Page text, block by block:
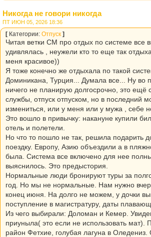
Никогда не говори никогда
ПТ ИЮН 05, 2026 18:36
[ Категории: Отпуск ]
Читая ветки СМ про отдых по системе все
удивлялась , неужели кто то еще так
меня красивое))
Я тоже конечно же отдыхала по такой
Доминикана, Турция... Думала все... Ну во
ничего не планирую долгосрочно, это ещё
службы, отпуск отпуском, но в последний
измениться, или у меня или у мужа , себе
Это вошло в привычку: накануне купили
отель и полетели.
Но что то пошло не так, решила подарить
поездку. Европу, Азию объездили а в
была. Система все включено для нее
выяснилось. Это предыстория.
Нормальные люди бронируют туры за
год. Но мы не нормальные. Нам нужно
конец июня. На долго не можем, у дочки
поступление в магистратуру, даты
Из чего выбирали: Доломан и Кемер.
приуныла( это если не использовать мат).
район Фетхие, голубая лагуна в Оледениз.